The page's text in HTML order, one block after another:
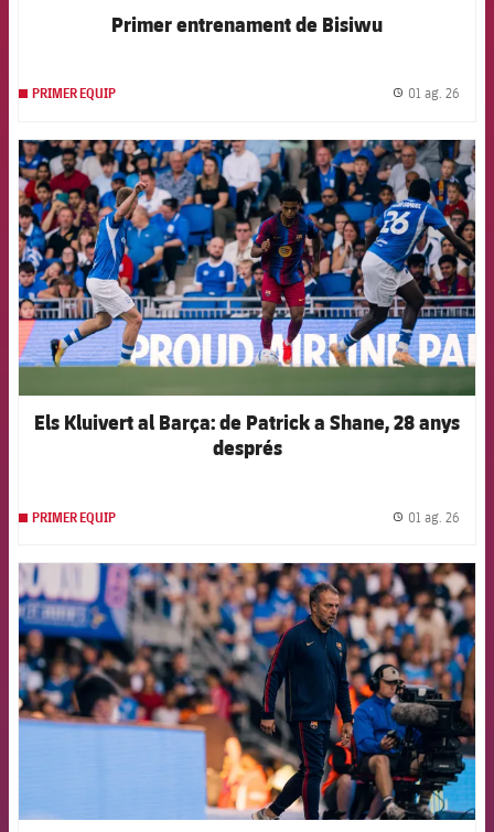
Primer entrenament de Bisiwu
PRIMER EQUIP 01 ag. 26
FCB Barcelona badge
Els Kluivert al Barça: de Patrick a Shane, 28 anys
després
PRIMER EQUIP 01 ag. 26
FCB Barcelona badge